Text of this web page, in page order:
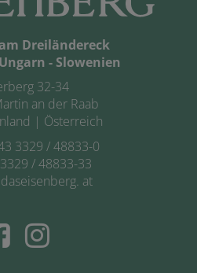
Dreiländereck
- Slowenien
32-34
an der Raab
| Österreich
3329 / 48833-0
/ 48833-33
at